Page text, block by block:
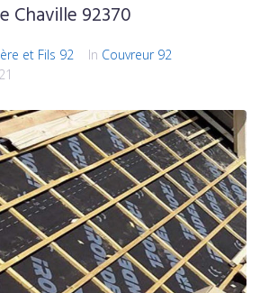
Chaville 92370
et Fils 92 In Couvreur 92